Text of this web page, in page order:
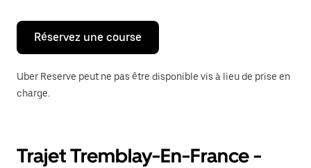
pour
fermer
calendrier.
Réservez une course
Uber Reserve peut ne pas être disponible vis à lieu de prise en
charge.
Trajet Tremblay-En-France -